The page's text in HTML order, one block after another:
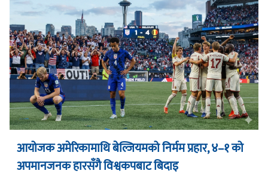
आयोजक अमेरिकामाथि बेल्जियमको निर्मम प्रहार, ४–१ को
अपमानजनक हारसँगै विश्वकपबाट बिदाइ